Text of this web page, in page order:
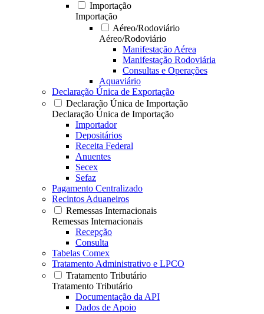
Importação
Importação
Aéreo/Rodoviário
Aéreo/Rodoviário
Manifestação Aérea
Manifestação Rodoviária
Consultas e Operações
Aquaviário
Declaração Única de Exportação
Declaração Única de Importação
Declaração Única de Importação
Importador
Depositários
Receita Federal
Anuentes
Secex
Sefaz
Pagamento Centralizado
Recintos Aduaneiros
Remessas Internacionais
Remessas Internacionais
Recepção
Consulta
Tabelas Comex
Tratamento Administrativo e LPCO
Tratamento Tributário
Tratamento Tributário
Documentação da API
Dados de Apoio